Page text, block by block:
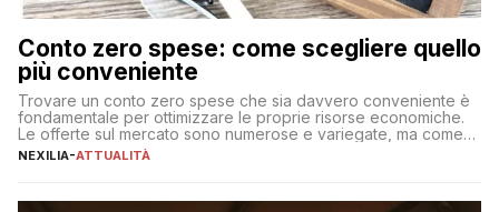
Conto zero spese: come scegliere quello
più conveniente
Trovare un conto zero spese che sia davvero conveniente è
fondamentale per ottimizzare le proprie risorse economiche.
Le offerte sul mercato sono numerose e variegate, ma come
individuare quella più adatta alle proprie esigenze senza
sul […]
NEXILIA-ATTUALITÀ